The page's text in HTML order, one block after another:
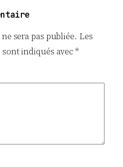
sera pas publiée. Les
indiqués avec*